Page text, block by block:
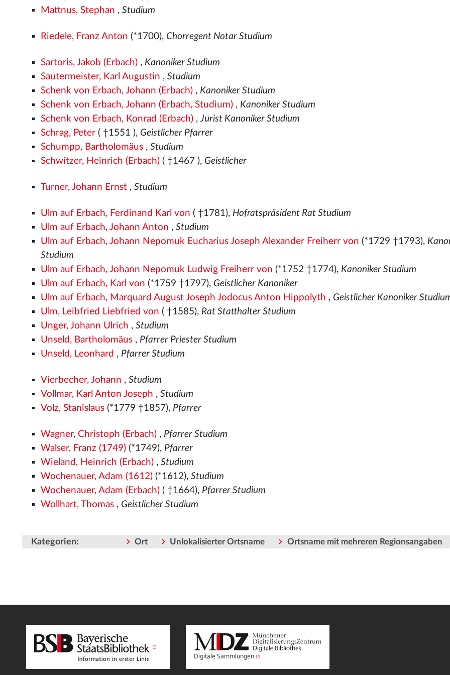
Mattnus, Stephan ,Studium
Riedele, Franz Anton (*1700), Chorregent Notar Studium
Sartoris, Jakob (Erbach) , Kanoniker Studium
Sautermeister, Karl Augustin ,Studium
Schenk von Erbach, Johann (Erbach) , Kanoniker Studium
Schenk von Erbach, Johann (Erbach, Studium) , Kanoniker Studium
Schenk von Erbach, Konrad (Erbach) ,Jurist Kanoniker Studium
Schrag, Peter ( †1551 ), Geistlicher Pfarrer
Schumpp, Bartholomäus ,Studium
Schwitzer, Heinrich (Erbach) ( †1467 ), Geistlicher
Turner, Johann Ernst ,Studium
Ulm auf Erbach, Ferdinand Karl von ( †1781), Hofratspräsident Rat Studium
Ulm auf Erbach, Johann Anton ,Studium
Ulm auf Erbach, Johann Nepomuk Eucharius Joseph Alexander Freiherr von (*1729 †1793),
Studium
Ulm auf Erbach, Johann Nepomuk Ludwig Freiherr von (*1752 †1774), Kanoniker Studium
Ulm auf Erbach, Karl von (*1759 †1797), Geistlicher Kanoniker
Ulm auf Erbach, Marquard August Joseph Jodocus Anton Hippolyth , Geistlicher Kanoniker
Ulm, Leibfried Liebfried von ( †1585), Rat Statthalter Studium
Unger, Johann Ulrich ,Studium
Unseld, Bartholomäus , Pfarrer Priester Studium
Unseld, Leonhard , Pfarrer Studium
Vierbecher, Johann ,Studium
Vollmar, Karl Anton Joseph ,Studium
Volz, Stanislaus (*1779 †1857), Pfarrer
Wagner, Christoph (Erbach) , Pfarrer Studium
Walser, Franz (1749) (*1749), Pfarrer
Wieland, Heinrich (Erbach) ,Studium
Wochenauer, Adam (1612) (*1612),Studium
Wochenauer, Adam (Erbach) ( †1664), Pfarrer Studium
Wollhart, Thomas , Geistlicher Studium
Kategorien: Ort Unlokalisierter Ortsname Ortsname mit mehreren Regionsangaben
Digitale Sammlungen